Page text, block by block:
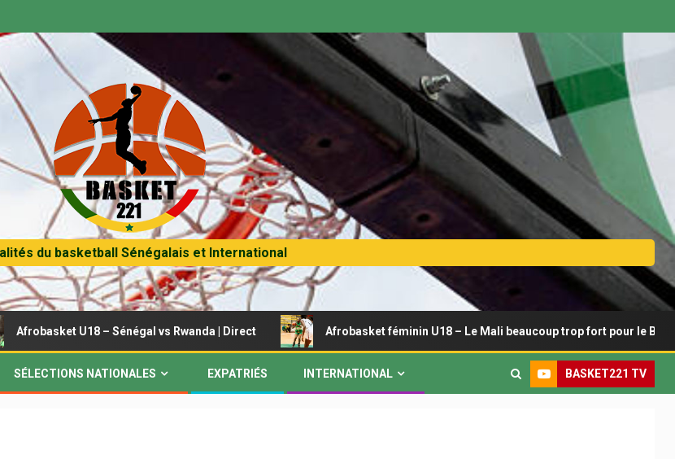
du basketball Sénégalais et International
– Sénégal vs Rwanda | Direct Afrobasket féminin U18 – Le Mali beaucoup trop fort pour le Bénin
SÉLECTIONS NATIONALES EXPATRIÉS INTERNATIONAL BASKET221 TV